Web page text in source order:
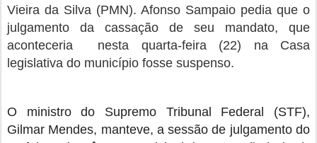
Vieira da Silva (PMN). Afonso Sampaio pedia que o
julgamento da cassação de seu mandato, que
aconteceria nesta quarta-feira (22) na Casa
legislativa do município fosse suspenso.
O ministro do Supremo Tribunal Federal (STF),
Gilmar Mendes, manteve, a sessão de julgamento do